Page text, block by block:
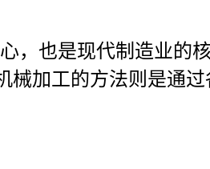
，也是现代制造业的
械加工的方法则是通